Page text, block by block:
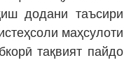
додани таъсири
маҳсулоти
тақвият пайдо